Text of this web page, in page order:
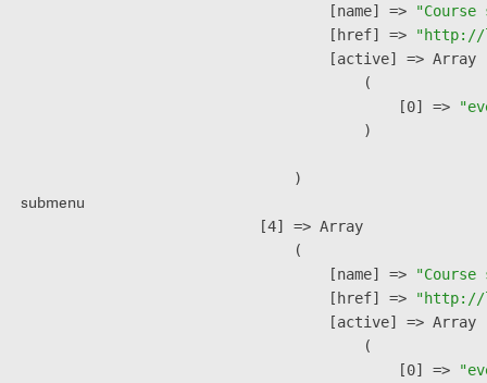
submenu
            [name] =>
            [href] =>
"http://
            [active] => Array
                (
                    [0] =>
                )
        )
    [4] => Array
        (
            [name] =>
            [href] =>
"http://
            [active] => Array
                (
                    [0] =>